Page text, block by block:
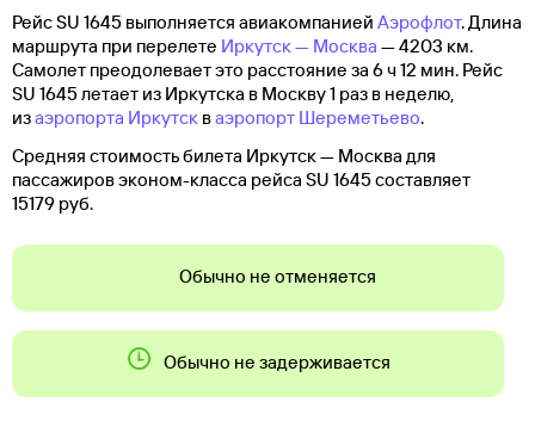
Рейс SU 1645 выполняется авиакомпанией Аэрофлот. Длина
маршрута при перелете Иркутск — Москва — 4203 км.
Самолет преодолевает это расстояние за 6 ч 12 мин. Рейс
SU 1645 летает из Иркутска в Москву 1 раз в неделю,
изаэропорта Иркутск ваэропорт Шереметьево.
Средняя стоимость билета Иркутск — Москва для
пассажиров эконом-класса рейса SU 1645 составляет
15179 руб.
Обычно не отменяется
Обычно не задерживается